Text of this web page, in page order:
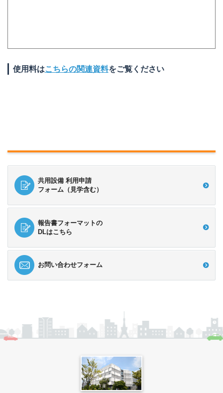
使用料はこちらの関連資料をご覧ください
共用設備 利用申請
フォーム（見学含む）
報告書フォーマットの
DLはこちら
お問い合わせフォーム